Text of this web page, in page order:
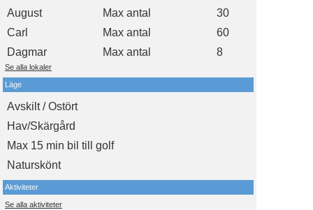
August
Max antal
30
Carl
Max antal
60
Dagmar
Max antal 8
Se alla lokaler
Läge
Avskilt / Ostört
Hav/Skärgård
Max 15 min bil till golf
Naturskönt
Aktiviteter
Se alla aktiviteter